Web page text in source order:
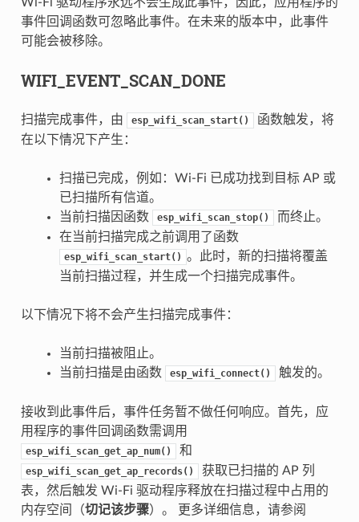
Wi-Fi 驱动程序永远不会生成此事件，因此，应用程序的
事件回调函数可忽略此事件。在未来的版本中，此事件
可能会被移除。
WIFI_EVENT_SCAN_DONE
扫描完成事件，由 esp_wifi_scan_start()
函数触发，将
在以下情况下产生：
扫描已完成，例如：Wi-Fi 已成功找到目标 AP 或
已扫描所有信道。
当前扫描因函数
esp_wifi_scan_stop()
而终止。
在当前扫描完成之前调用了函数
esp_wifi_scan_start() 。此时，新的扫描将覆盖
当前扫描过程，并生成一个扫描完成事件。
以下情况下将不会产生扫描完成事件：
当前扫描被阻止。
当前扫描是由函数
esp_wifi_connect() 触发的。
接收到此事件后，事件任务暂不做任何响应。首先，应
用程序的事件回调函数需调用
esp_wifi_scan_get_ap_num() 和
esp_wifi_scan_get_ap_records()
获取已扫描的 AP 列
表，然后触发 Wi-Fi 驱动程序释放在扫描过程中占用的
内存空间（切记该步骤）。 更多详细信息，请参阅